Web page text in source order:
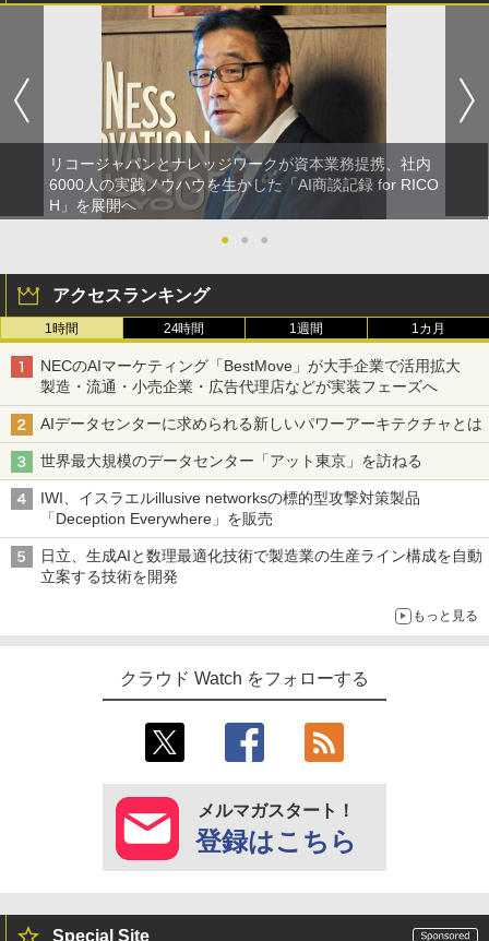
リコージャパンとナレッジワークが資本業務提携、社内
6000人の実践ノウハウを生かした「AI商談記録 for RICO
H」を展開へ
●
● ●
アクセスランキング
1時間 24時間 1週間 1カ月
NECのAIマーケティング「BestMove」が大手企業で活用拡大
製造・流通・小売企業・広告代理店などが実装フェーズへ
AIデータセンターに求められる新しいパワーアーキテクチャとは
世界最大規模のデータセンター「アット東京」を訪ねる
IWI、イスラエルillusive networksの標的型攻撃対策製品
「Deception Everywhere」を販売
日立、生成AIと数理最適化技術で製造業の生産ライン構成を自動
立案する技術を開発
もっと見る
クラウド Watch をフォローする
メルマガスタート！
登録はこちら
Special Site